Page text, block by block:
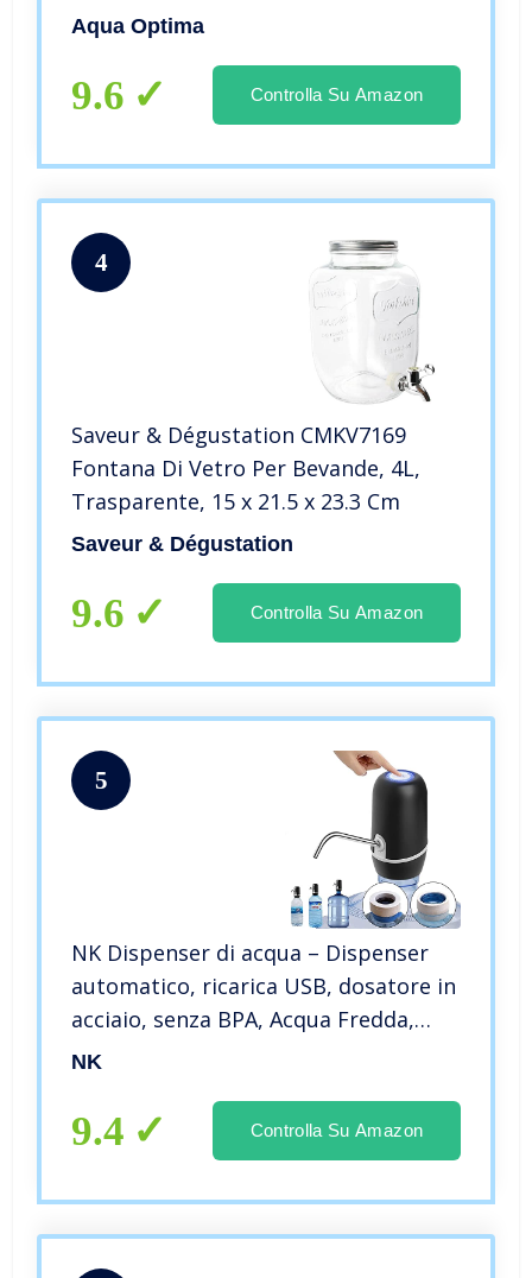
Dell’acqua a 5 Stadi Evolve+ per la
Impurità
Aqua Optima
9.6 Controlla Su Amazon
4
Saveur & Dégustation CMKV7169
Fontana Di Vetro Per Bevande, 4L,
Trasparente, 15 x 21.5 x 23.3 Cm
Saveur & Dégustation
9.6 Controlla Su Amazon
5
NK Dispenser di acqua – Dispenser
automatico, ricarica USB, dosatore in
acciaio, senza BPA, Acqua Fredda,
1200 mAh, 1,5 l, 5,7 l, 10 l, 11,3 l, 15 l,
NK
9.4 Controlla Su Amazon